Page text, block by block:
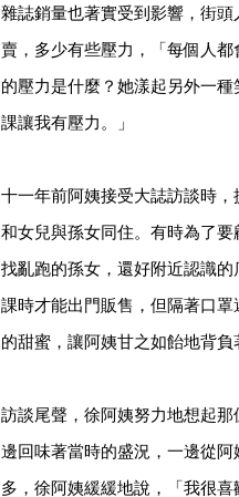
雜誌銷量也著實受到影響，街
賣，多少有些壓力，「每個人
的壓力是什麼？她漾起另外一
課讓我有壓力。」
十一年前阿姨接受大誌訪談時
和女兒與孫女同住。有時為了
找亂跑的孫女，還好附近認識
課時才能出門販售，但隔著口
的甜蜜，讓阿姨甘之如飴地背負
訪談尾聲，徐阿姨努力地想起
邊回味著當時的盛況，一邊從
多，徐阿姨緩緩地說，「我很